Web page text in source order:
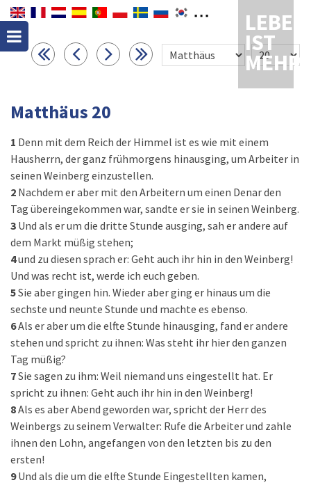
LEBEN
IST
MEHR
Matthäus 20
1 Denn mit dem Reich der Himmel ist es wie mit einem
Hausherrn, der ganz frühmorgens hinausging, um Arbeiter in
seinen Weinberg einzustellen.
2 Nachdem er aber mit den Arbeitern um einen Denar den
Tag übereingekommen war, sandte er sie in seinen Weinberg.
3 Und als er um die dritte Stunde ausging, sah er andere auf
dem Markt müßig stehen;
4und zu diesen sprach er: Geht auch ihr hin in den Weinberg!
Und was recht ist, werde ich euch geben.
5Sie aber gingen hin. Wieder aber ging er hinaus um die
sechste und neunte Stunde und machte es ebenso.
6Als er aber um die elfte Stunde hinausging, fand er andere
stehen und spricht zu ihnen: Was steht ihr hier den ganzen
Tag müßig?
7Sie sagen zu ihm: Weil niemand uns eingestellt hat. Er
spricht zu ihnen: Geht auch ihr hin in den Weinberg!
8Als es aber Abend geworden war, spricht der Herr des
Weinbergs zu seinem Verwalter: Rufe die Arbeiter und zahle
ihnen den Lohn, angefangen von den letzten bis zu den
ersten!
9 Und als die um die elfte Stunde Eingestellten kamen,